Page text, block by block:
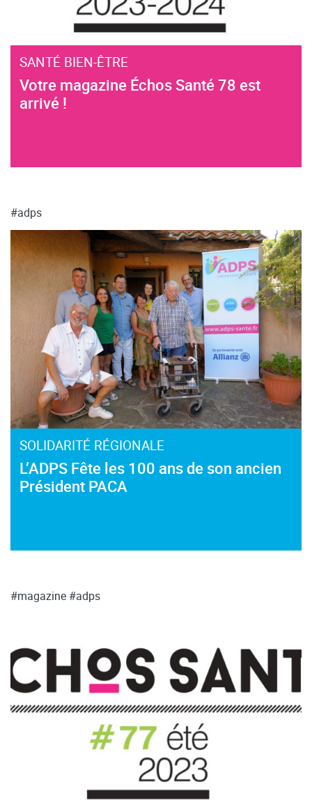
SANTÉ BIEN-ÊTRE
Votre magazine Échos Santé 78 est
arrivé !
#adps
SOLIDARITÉ RÉGIONALE
L’ADPS Fête les 100 ans de son ancien
Président PACA
#magazine #adps